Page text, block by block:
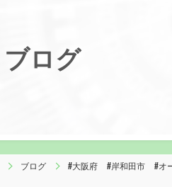
ブログ
ブログ #大阪府 #岸和田市 #オ